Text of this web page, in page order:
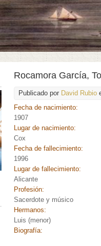
Rocamora García,
Publicado por David Rubio
Fecha de nacimiento:
1907
Lugar de nacimiento:
Cox
Fecha de fallecimiento:
1996
Lugar de fallecimiento:
Alicante
Profesión:
Sacerdote y músico
Hermanos:
Luis (menor)
Biografía: